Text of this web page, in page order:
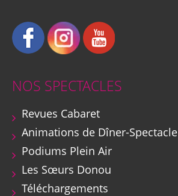
NOS SPECTACLES
Revues Cabaret
Animations de Dîner-Spectacle
Podiums Plein Air
Les Sœurs Donou
Téléchargements